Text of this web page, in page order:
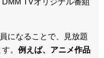
になることで、見放題
。 例えば、アニメ作品